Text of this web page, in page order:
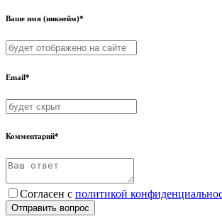
Ваше имя (никнейм)*
Email*
Комментарий*
Согласен с политикой
Отправить вопрос